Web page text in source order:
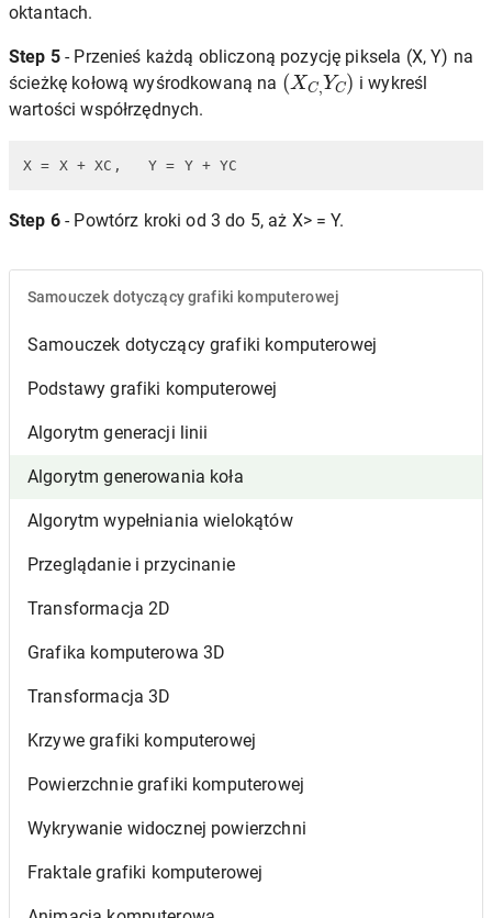
oktantach.
Step 5- Przenieś każdą obliczoną pozycję piksela (X, Y) na
ścieżkę kołową wyśrodkowaną na
(XC,YC)
i wykreśl
wartości współrzędnych.
X = X + XC,   Y = Y + YC
Step 6- Powtórz kroki od 3 do 5, aż X> = Y.
Samouczek dotyczący grafiki komputerowej
Samouczek dotyczący grafiki komputerowej
Podstawy grafiki komputerowej
Algorytm generacji linii
Algorytm generowania koła
Algorytm wypełniania wielokątów
Przeglądanie i przycinanie
Transformacja 2D
Grafika komputerowa 3D
Transformacja 3D
Krzywe grafiki komputerowej
Powierzchnie grafiki komputerowej
Wykrywanie widocznej powierzchni
Fraktale grafiki komputerowej